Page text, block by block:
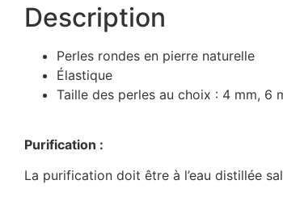
Description
Perles rondes en pierre naturelle
Élastique
Taille des perles au choix : 4 mm, 6
Purification :
La purification doit être à l’eau distillée